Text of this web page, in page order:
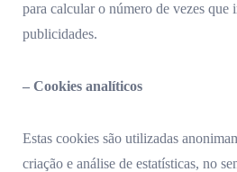
para calcular o número de vezes que
publicidades.
– Cookies analíticos
Estas cookies são utilizadas
criação e análise de estatísticas, no